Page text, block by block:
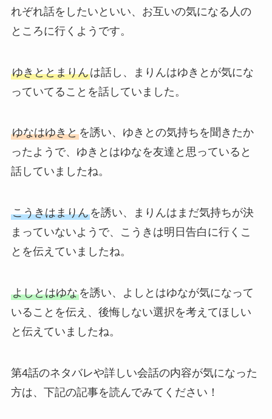
れぞれ話をしたいといい、お互いの気になる人の
ところに行くようです。
ゆきととまりんは話し、まりんはゆきとが気にな
っていてることを話していました。
ゆなはゆきとを誘い、ゆきとの気持ちを聞きたか
ったようで、ゆきとはゆなを友達と思っていると
話していましたね。
こうきはまりんを誘い、まりんはまだ気持ちが決
まっていないようで、こうきは明日告白に行くこ
とを伝えていましたね。
よしとはゆなを誘い、よしとはゆなが気になって
いることを伝え、後悔しない選択を考えてほしい
と伝えていましたね。
第4話のネタバレや詳しい会話の内容が気になった
方は、下記の記事を読んでみてください！